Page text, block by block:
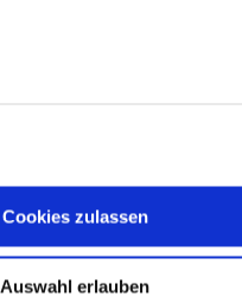
Cookies zulassen
Auswahl erlauben